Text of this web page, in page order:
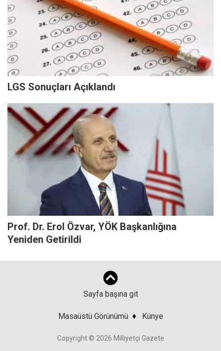
LGS Sonuçları Açıklandı
Prof. Dr. Erol Özvar, YÖK Başkanlığına
Yeniden Getirildi
Sayfa başına git
Masaüstü Görünümü ♦ Künye
Copyright © 2026 Milliyetçi Gazete